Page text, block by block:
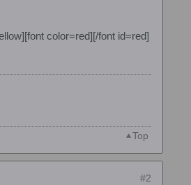
color=red][/font id=red]
Top
#2